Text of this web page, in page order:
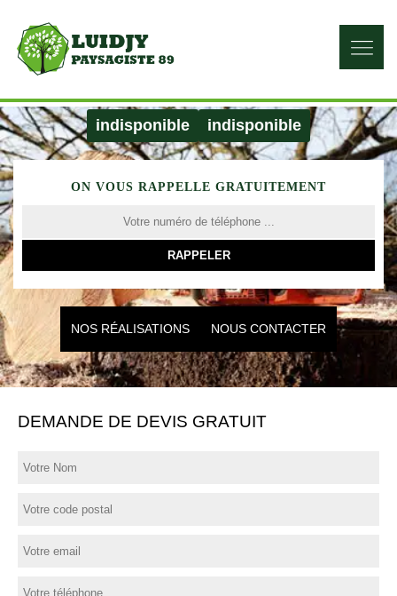
indisponible indisponible
ON VOUS RAPPELLE GRATUITEMENT
NOS RÉALISATIONS NOUS CONTACTER
DEMANDE DE DEVIS GRATUIT